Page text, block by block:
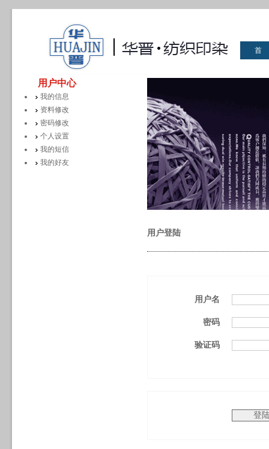
首
用户中心
我的信息
资料修改
密码修改
个人设置
我的短信
我的好友
用户登陆
用户名
密码
验证码